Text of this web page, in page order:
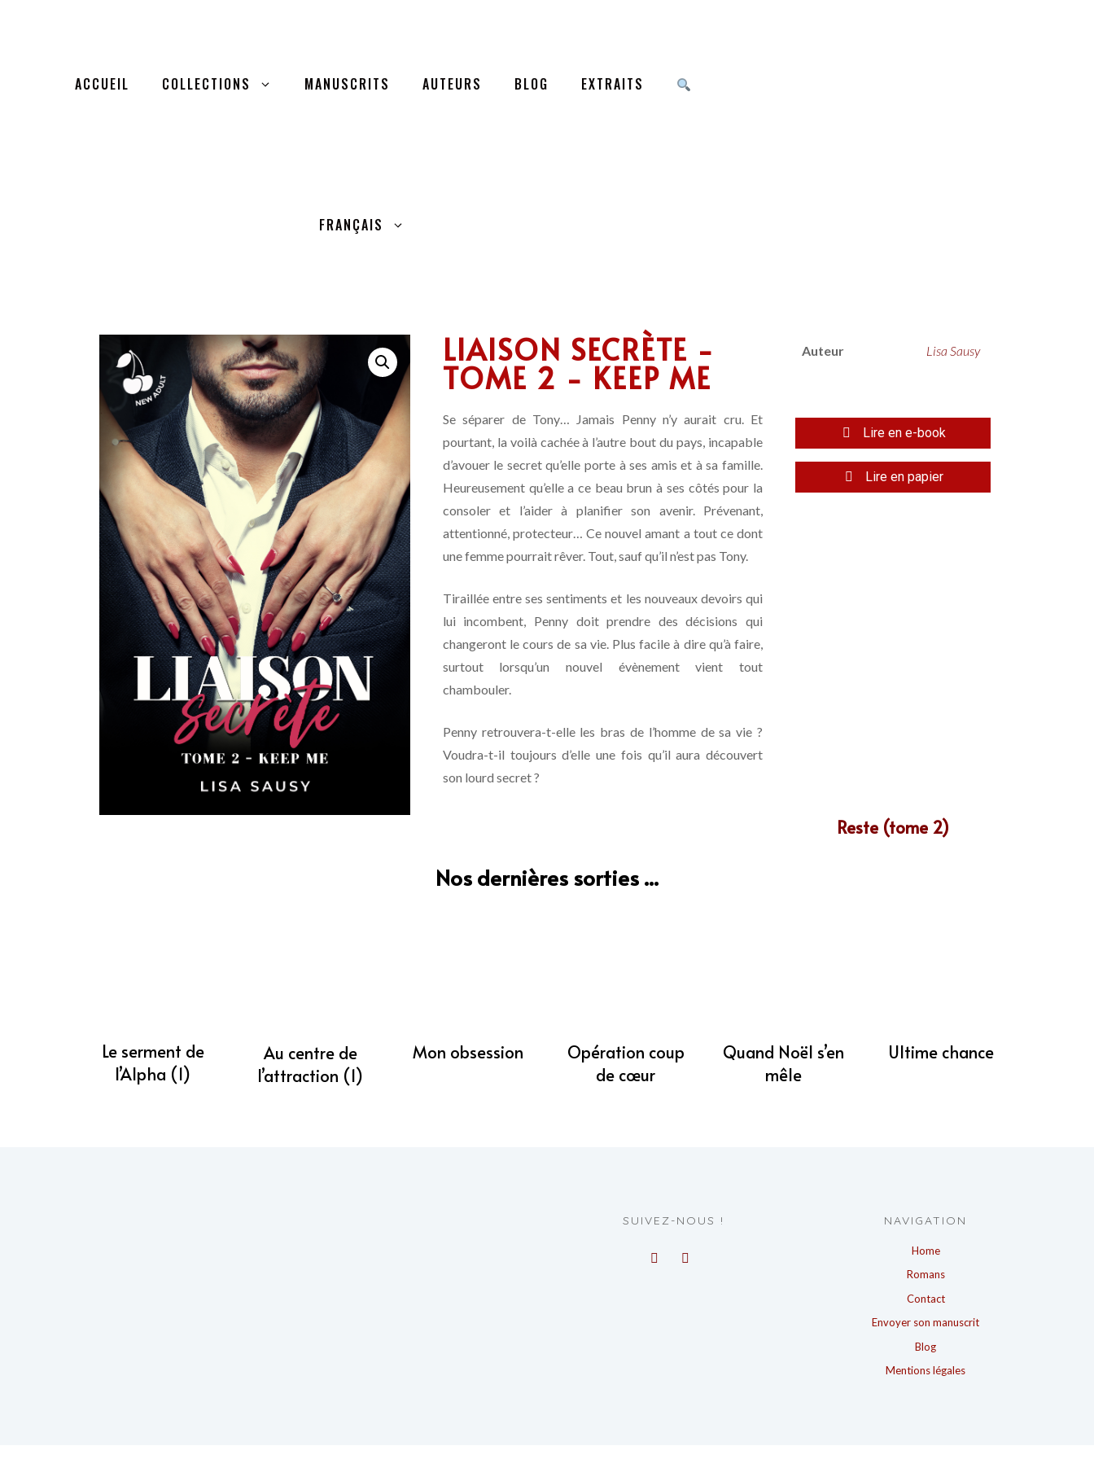
ACCUEIL COLLECTIONS MANUSCRITS AUTEURS BLOG EXTRAITS
FRANÇAIS
LIAISON SECRÈTE -
TOME 2 - KEEP ME
Se séparer de Tony… Jamais Penny n’y aurait cru. Et
pourtant, la voilà cachée à l’autre bout du pays, incapable
d’avouer le secret qu’elle porte à ses amis et à sa famille.
Heureusement qu’elle a ce beau brun à ses côtés pour la
consoler et l’aider à planifier son avenir. Prévenant,
attentionné, protecteur… Ce nouvel amant a tout ce dont
une femme pourrait rêver. Tout, sauf qu’il n’est pas Tony.
Tiraillée entre ses sentiments et les nouveaux devoirs qui
lui incombent, Penny doit prendre des décisions qui
changeront le cours de sa vie. Plus facile à dire qu’à faire,
surtout lorsqu’un nouvel évènement vient tout
chambouler.
Penny retrouvera-t-elle les bras de l’homme de sa vie ?
Voudra-t-il toujours d’elle une fois qu’il aura découvert
son lourd secret ?
Auteur Lisa Sausy
Lire en e-book
Lire en papier
Reste (tome 2)
Nos dernières sorties ...
Le serment de
l’Alpha (1)
Au centre de
l’attraction (1)
Mon obsession
Opération coup
de cœur
Quand Noël s’en
mêle
Ultime chance
SUIVEZ-NOUS ! NAVIGATION
Home
Romans
Contact
Envoyer son manuscrit
Blog
Mentions légales